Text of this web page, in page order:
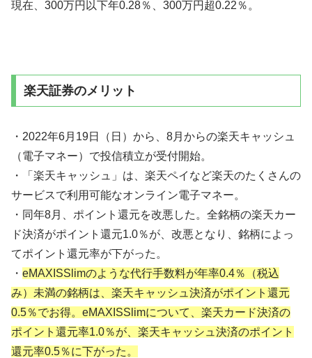
現在、300万円以下年0.28％、300万円超0.22％。
楽天証券のメリット
・2022年6月19日（日）から、8月からの楽天キャッシュ
（電子マネー）で投信積立が受付開始。
・「楽天キャッシュ」は、楽天ペイなど楽天のたくさんの
サービスで利用可能なオンライン電子マネー。
・同年8月、ポイント還元を改悪した。全銘柄の楽天カー
ド決済がポイント還元1.0％が、改悪となり、銘柄によっ
てポイント還元率が下がった。
・ eMAXISSlimのような代行手数料が年率0.4％（税込
み）未満の銘柄は、楽天キャッシュ決済がポイント還元
0.5％でお得。eMAXISSlimについて、楽天カード決済の
ポイント還元率1.0％が、楽天キャッシュ決済のポイント
還元率0.5％に下がった。